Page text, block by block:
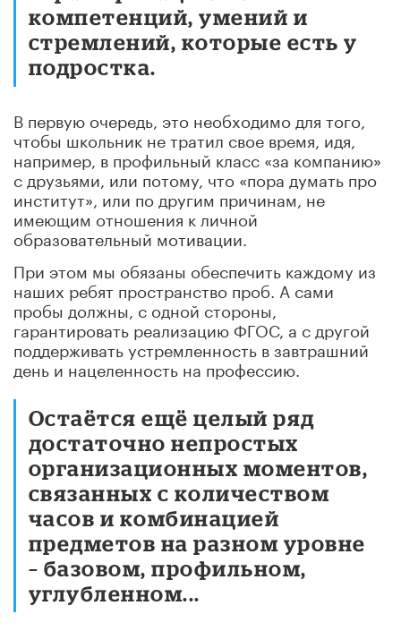
компетенций, умений и
стремлений, которые есть у
подростка.
В первую очередь, это необходимо для того,
чтобы школьник не тратил свое время, идя,
например, в профильный класс «за компанию»
с друзьями, или потому, что «пора думать про
институт», или по другим причинам, не
имеющим отношения к личной
образовательный мотивации.
При этом мы обязаны обеспечить каждому из
наших ребят пространство проб. А сами
пробы должны, с одной стороны,
гарантировать реализацию ФГОС, а с другой
поддерживать устремленность в завтрашний
день и нацеленность на профессию.
Остаётся ещё целый ряд
достаточно непростых
организационных моментов,
связанных с количеством
часов и комбинацией
предметов на разном уровне
– базовом, профильном,
углубленном...